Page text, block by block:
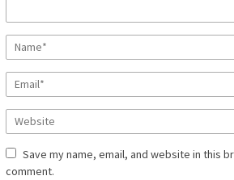
Save my name, email, and website in this
comment.